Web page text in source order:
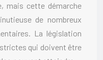
mais cette démarche
de nombreux
La législation
qui doivent être